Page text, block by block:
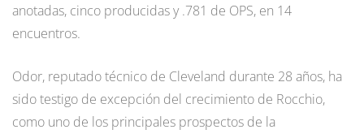
anotadas, cinco producidas y .781 de OPS, en 14
encuentros.
Odor, reputado técnico de Cleveland durante 28 años, ha
sido testigo de excepción del crecimiento de Rocchio,
como uno de los principales prospectos de la